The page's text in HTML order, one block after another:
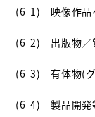
(6-1)　映像作品
(6-2)　出版物／
(6-3)　有体物(
(6-4)　製品開発